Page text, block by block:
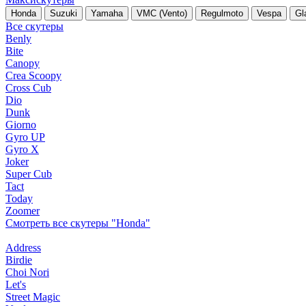
Honda Suzuki Yamaha VMC (Vento) Regulmoto Vespa
Все скутеры
Benly
Bite
Canopy
Crea Scoopy
Cross Cub
Dio
Dunk
Giorno
Gyro UP
Gyro X
Joker
Super Cub
Tact
Today
Zoomer
Смотреть все скутеры "Honda"
Address
Birdie
Choi Nori
Let's
Street Magic